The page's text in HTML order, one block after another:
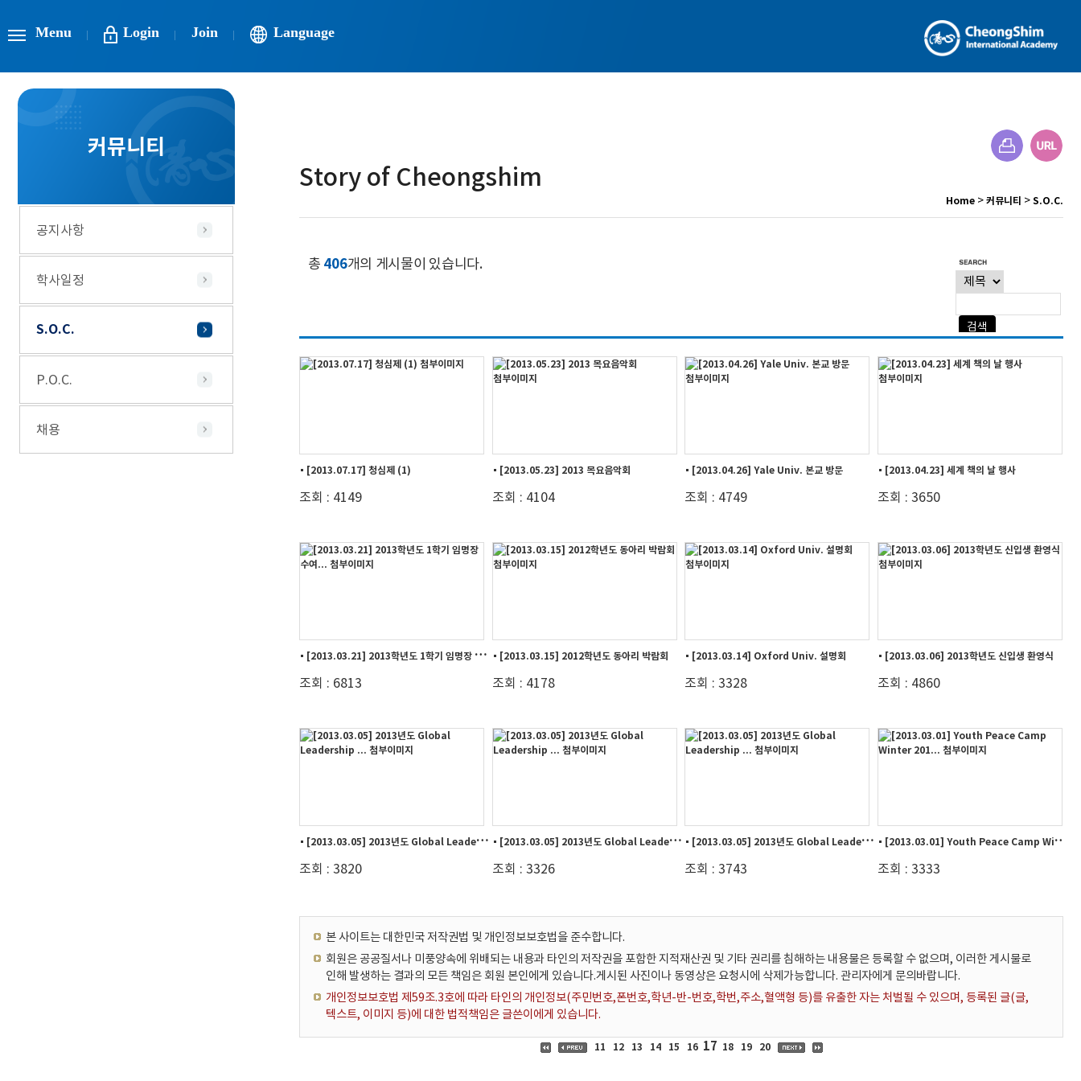
Menu Login Join Language
커뮤니티
공지사항
학사일정
S.O.C.
P.O.C.
채용
Home > 커뮤니티 > S.O.C.
Story of Cheongshim
총 406개의 게시물이 있습니다.
[2013.07.17] 청심제 (1)
조회 : 4149
[2013.05.23] 2013 목요음악회
조회 : 4104
[2013.04.26] Yale Univ. 본교 방문
조회 : 4749
[2013.04.23] 세계 책의 날 행사
조회 : 3650
[
2013.03.21] 2013학년도 1학기 임명장 수여...
조회 : 6813
[2013.03.15] 2012학년도 동아리 박람회
조회 : 4178
[2013.03.14] Oxford Univ. 설명회
조회 : 3328
[2013.03.06] 2013학년도 신입생 환영식
조회 : 4860
[
2013.03.05] 2013년도 Global Leadership ...
조회 : 3820
[
2013.03.05] 2013년도 Global Leadership ...
조회 : 3326
[
2013.03.05] 2013년도 Global Leadership ...
조회 : 3743
[
2013.03.01] Youth Peace Camp Winter 201...
조회 : 3333
본 사이트는 대한민국 저작권법 및 개인정보보호법을 준수합니다.
회원은 공공질서나 미풍양속에 위배되는 내용과 타인의 저작권을 포함한 지적재산권 및 기타 권리를 침해하는 내용물은 등록할 수 없으며, 이러한 게시물로
인해 발생하는 결과의 모든 책임은 회원 본인에게 있습니다.게시된 사진이나 동영상은 요청시에 삭제가능합니다. 관리자에게 문의바랍니다.
개인정보보호법 제59조.3호에 따라 타인의 개인정보(주민번호,폰번호,학년-반-번호,학번,주소,혈액형 등)를 유출한 자는 처벌될 수 있으며, 등록된 글(글,
텍스트, 이미지 등)에 대한 법적책임은 글쓴이에게 있습니다.
11 12 13 14 15 16 17 18 19 20